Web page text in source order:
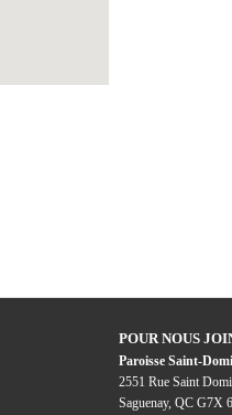
POUR NOUS
Paroisse Saint-
2551 Rue Saint
Saguenay, QC G7X